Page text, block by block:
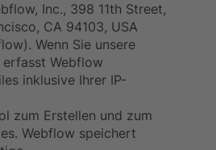
Inc., 398 11th Street,
CA 94103, USA
Wenn Sie unsere
erfasst Webflow
inklusive Ihrer IP-
zum Erstellen und zum
Webflow speichert